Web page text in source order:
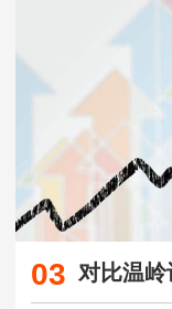
03 对比温